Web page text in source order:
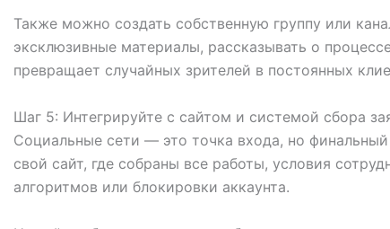
Также можно создать собственную группу или
эксклюзивные материалы, рассказывать о
превращает случайных зрителей в постоянных
Шаг 5: Интегрируйте с сайтом и системой сбора
Социальные сети — это точка входа, но
свой сайт, где собраны все работы, условия
алгоритмов или блокировки аккаунта.